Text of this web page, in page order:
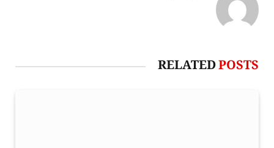
RELATEDPOSTS